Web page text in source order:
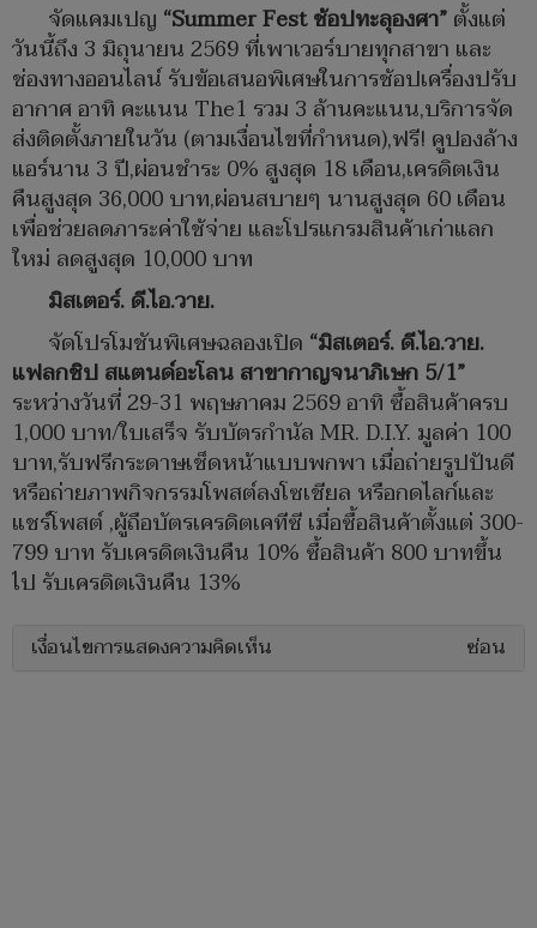
จัดแคมเปญ “Summer Fest ช้อปทะลุองศา”ตั้งแต่
วันนี้ถึง 3 มิถุนายน 2569 ที่เพาเวอร์บายทุกสาขา และ
ช่องทางออนไลน์ รับข้อเสนอพิเศษในการช้อปเครื่องปรับ
อากาศ อาทิ คะแนน The1 รวม 3 ล้านคะแนน,บริการจัด
ส่งติดตั้งภายในวัน (ตามเงื่อนไขที่กำหนด),ฟรี! คูปองล้าง
แอร์นาน 3 ปี,ผ่อนชำระ 0% สูงสุด 18 เดือน,เครดิตเงิน
คืนสูงสุด 36,000 บาท,ผ่อนสบายๆ นานสูงสุด 60 เดือน
เพื่อช่วยลดภาระค่าใช้จ่าย และโปรแกรมสินค้าเก่าแลก
ใหม่ ลดสูงสุด 10,000 บาท
มิสเตอร์. ดี.ไอ.วาย.
จัดโปรโมชันพิเศษฉลองเปิด “มิสเตอร์. ดี.ไอ.วาย.
แฟลกชิป สแตนด์อะโลน สาขากาญจนาภิเษก 5/1”
ระหว่างวันที่ 29-31 พฤษภาคม 2569 อาทิ ซื้อสินค้าครบ
1,000 บาท/ใบเสร็จ รับบัตรกำนัล MR. D.I.Y. มูลค่า 100
บาท,รับฟรีกระดาษเช็ดหน้าแบบพกพา เมื่อถ่ายรูปปันดี
หรือถ่ายภาพกิจกรรมโพสต์ลงโซเชียล หรือกดไลก์และ
แชร์โพสต์ ,ผู้ถือบัตรเครดิตเคทีซี เมื่อซื้อสินค้าตั้งแต่ 300-
799 บาท รับเครดิตเงินคืน 10% ซื้อสินค้า 800 บาทขึ้น
ไป รับเครดิตเงินคืน 13%
เงื่อนไขการแสดงความคิดเห็น ซ่อน